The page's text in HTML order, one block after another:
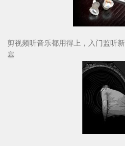
剪视频听音乐都用得上，入门监听
塞